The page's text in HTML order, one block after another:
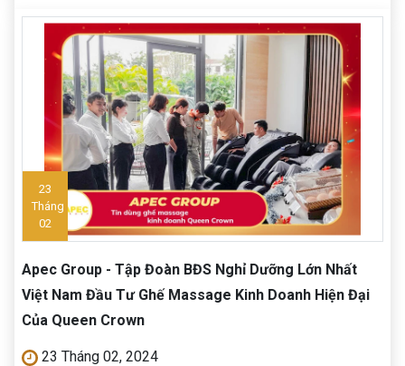
23
Tháng
02
Apec Group - Tập Đoàn BĐS Nghỉ Dưỡng Lớn Nhất
Việt Nam Đầu Tư Ghế Massage Kinh Doanh Hiện Đại
Của Queen Crown
23 Tháng 02, 2024